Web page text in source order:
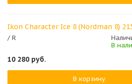
Ikon Character Ice 8 (Nordman 8)
/ R
В
10 280 руб.
В корзину